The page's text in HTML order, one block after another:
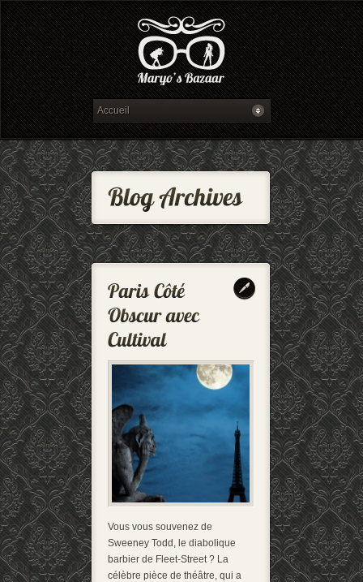
Vous vous souvenez de
Sweeney Todd, le diabolique
barbier de Fleet-Street ? La
célèbre pièce de théâtre, qui a